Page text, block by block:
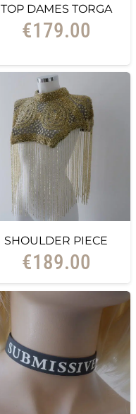
TOP DAMES TORGA
€179.00
SHOULDER PIECE
€189.00